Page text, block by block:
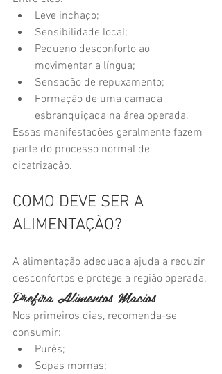
Leve inchaço;
Sensibilidade local;
Pequeno desconforto ao
movimentar a língua;
Sensação de repuxamento;
Formação de uma camada
esbranquiçada na área operada.
Essas manifestações geralmente fazem
parte do processo normal de
cicatrização.
COMO DEVE SER A
ALIMENTAÇÃO?
A alimentação adequada ajuda a reduzir
desconfortos e protege a região operada.
Prefira Alimentos Macios
Nos primeiros dias, recomenda-se
consumir:
Purês;
Sopas mornas;